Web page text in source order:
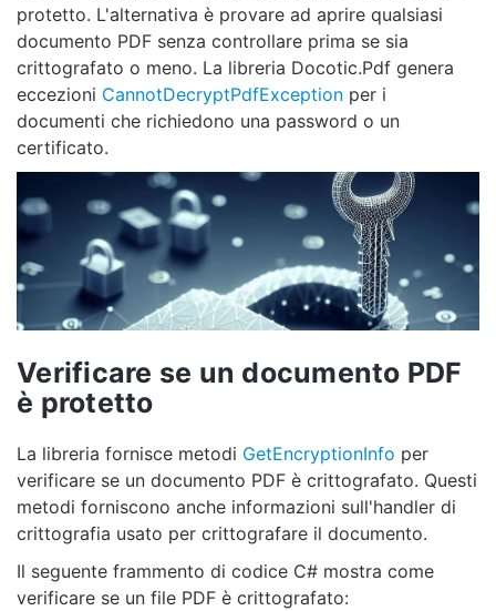
protetto. L'alternativa è provare ad aprire qualsiasi
documento PDF senza controllare prima se sia
crittografato o meno. La libreria Docotic.Pdf genera
eccezioni CannotDecryptPdfException per i
documenti che richiedono una password o un
certificato.
Verificare se un documento PDF
è protetto
La libreria fornisce metodi GetEncryptionInfo per
verificare se un documento PDF è crittografato. Questi
metodi forniscono anche informazioni sull'handler di
crittografia usato per crittografare il documento.
Il seguente frammento di codice C# mostra come
verificare se un file PDF è crittografato: